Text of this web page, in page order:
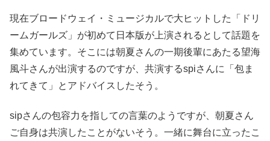
現在ブロードウェイ・ミュージカルで大ヒットした「ドリ
ームガールズ」が初めて日本版が上演されるとして話題を
集めています。そこには朝夏さんの一期後輩にあたる望海
風斗さんが出演するのですが、共演するspiさんに「包ま
れてきて」とアドバイスしたそう。
sipさんの包容力を指しての言葉のようですが、朝夏さん
ご自身は共演したことがないそう。一緒に舞台に立ったこ